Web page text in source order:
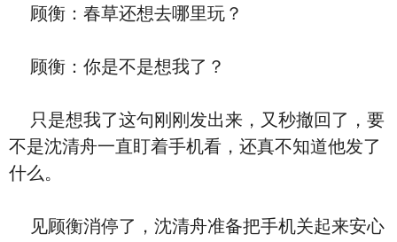
顾衡：春草还想去哪里玩？
顾衡：你是不是想我了？
只是想我了这句刚刚发出来，又秒撤回了，要
不是沈清舟一直盯着手机看，还真不知道他发了
什么。
见顾衡消停了，沈清舟准备把手机关起来安心